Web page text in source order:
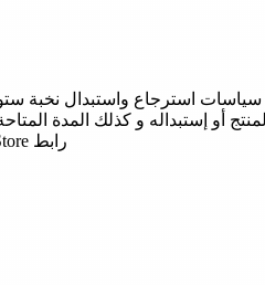
استرجاع واستبدال نخبة
أو إستبداله و كذلك المدة
رابط Nokhba Store الرسمي فتابع معنا الاتي من تفاصيل.